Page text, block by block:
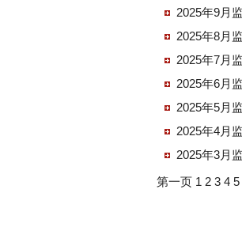
2025年9月
2025年8月
2025年7月
2025年6月
2025年5月
2025年4月
2025年3月
第一页 1 2 3 4 5